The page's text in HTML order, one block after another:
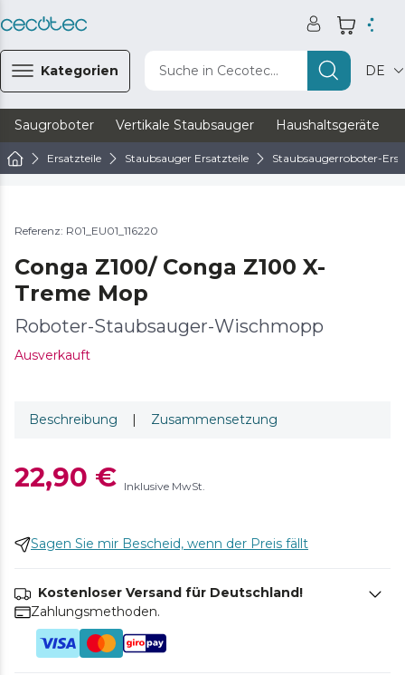
Kategorien Suche in Cecotec... DE
Saugroboter Vertikale Staubsauger Haushaltsgeräte
Ersatzteile Staubsauger Ersatzteile Staubsaugerroboter-
Referenz: R01_EU01_116220
Conga Z100/ Conga Z100 X-
Treme Mop
Roboter-Staubsauger-Wischmopp
Ausverkauft
Beschreibung | Zusammensetzung
22,90 € Inklusive MwSt.
Sagen Sie mir Bescheid, wenn der Preis fällt
Kostenloser Versand für Deutschland!
Zahlungsmethoden.